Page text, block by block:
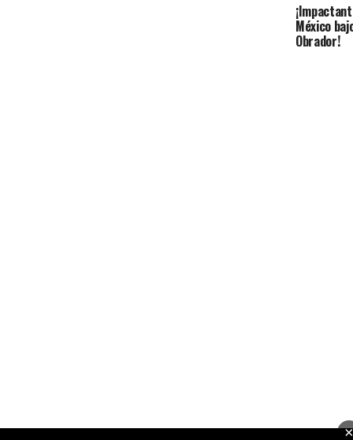
México
Obrador!
×